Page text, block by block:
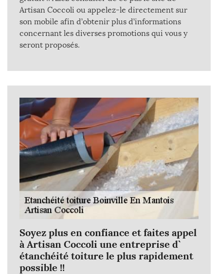
Artisan Coccoli ou appelez-le directement sur
son mobile afin d’obtenir plus d’informations
concernant les diverses promotions qui vous y
seront proposés.
Soyez plus en confiance et faites appel
à Artisan Coccoli une entreprise d`
étanchéité toiture le plus rapidement
possible !!